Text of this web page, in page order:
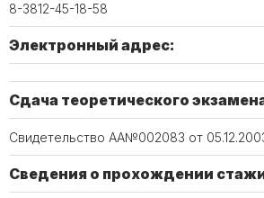
8-3812-45-18-58
Электронный адрес:
Сдача теоретического
Свидетельство АА№002083 от
Сведения о прохождении